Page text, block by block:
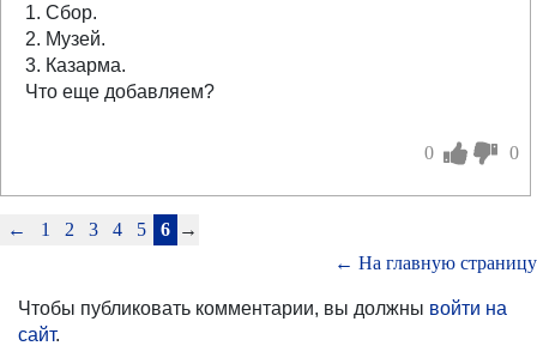
1. Сбор.
2. Музей.
3. Казарма.
Что еще добавляем?
0 0
← 1 2 3 4 5 6 →
← На главную страницу
Чтобы публиковать комментарии, вы должны войти на
сайт.